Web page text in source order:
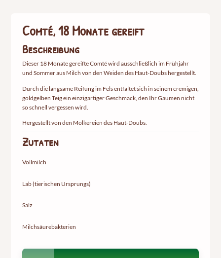
Comté, 18 Monate gereift
Beschreibung
Dieser 18 Monate gereifte Comté wird ausschließlich im Frühjahr
und Sommer aus Milch von den Weiden des Haut-Doubs hergestellt.
Durch die langsame Reifung im Fels entfaltet sich in seinem cremigen,
goldgelben Teig ein einzigartiger Geschmack, den Ihr Gaumen nicht
so schnell vergessen wird.
Hergestellt von den Molkereien des Haut-Doubs.
Zutaten
Vollmilch
Lab (tierischen Ursprungs)
Salz
Milchsäurebakterien